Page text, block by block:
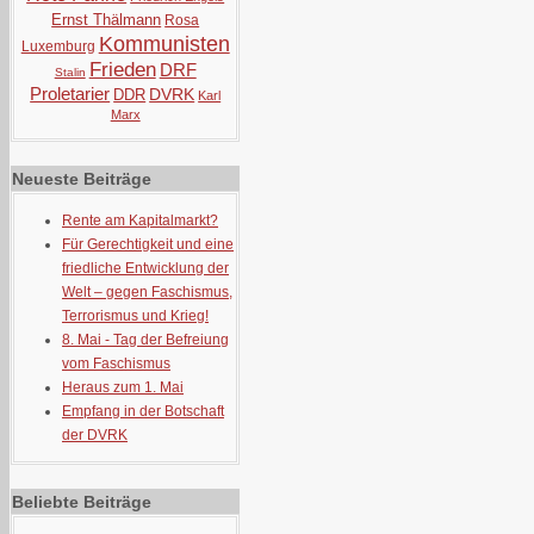
Ernst Thälmann Rosa
Luxemburg Kommunisten
Stalin Frieden DRF
Proletarier DDR DVRK Karl
Marx
Neueste Beiträge
Rente am Kapitalmarkt?
Für Gerechtigkeit und eine
friedliche Entwicklung der
Welt – gegen Faschismus,
Terrorismus und Krieg!
8. Mai - Tag der Befreiung
vom Faschismus
Heraus zum 1. Mai
Empfang in der Botschaft
der DVRK
Beliebte Beiträge